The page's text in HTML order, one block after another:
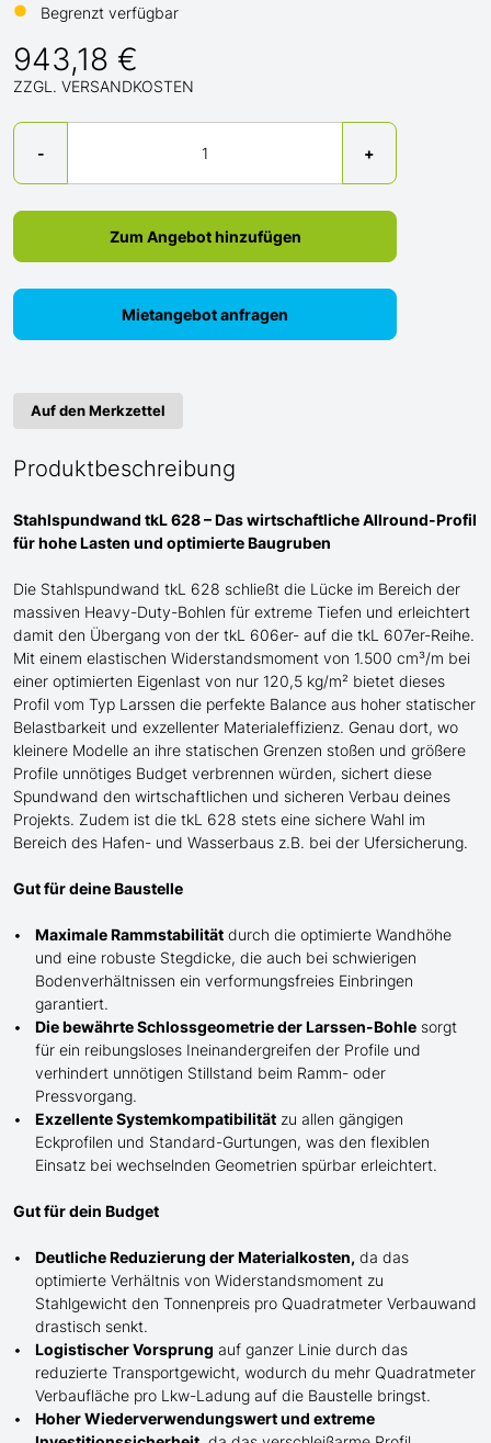
●
Begrenzt verfügbar
943,18 €
ZZGL. VERSANDKOSTEN
-
Menge
+
Zum Angebot hinzufügen
Mietangebot anfragen
Auf den Merkzettel
Produktbeschreibung
Stahlspundwand tkL 628 – Das wirtschaftliche Allround-Profil
fürhoheLasten und optimierte Baugruben
Die Stahlspundwand tkL 628 schließt die Lücke im Bereich der
massiven Heavy-Duty-Bohlen für extreme Tiefen und erleichtert
damit den Übergang von der tkL 606er- auf die tkL 607er-Reihe.
Mit einem elastischen Widerstandsmoment von 1.500 cm³/m bei
einer optimierten Eigenlast von nur 120,5 kg/m² bietet dieses
Profil vom Typ Larssen die perfekte Balance aus hoher statischer
Belastbarkeit und exzellenter Materialeffizienz. Genau dort, wo
kleinere Modelle an ihre statischen Grenzen stoßen und größere
Profile unnötiges Budget verbrennen würden, sichert diese
Spundwand den wirtschaftlichen und sicheren Verbau deines
Projekts. Zudem ist die tkL 628 stets eine sichere Wahl im
Bereich des Hafen- und Wasserbaus z.B. bei der Ufersicherung.
Gut für deine Baustelle
Maximale Rammstabilität durch die optimierte Wandhöhe
und eine robuste Stegdicke, die auch bei schwierigen
Bodenverhältnissen ein verformungsfreies Einbringen
garantiert.
Die bewährte Schlossgeometrie der Larssen-Bohle sorgt
für ein reibungsloses Ineinandergreifen der Profile und
verhindert unnötigen Stillstand beim Ramm- oder
Pressvorgang.
Exzellente Systemkompatibilität zu allen gängigen
Eckprofilen und Standard-Gurtungen, was den flexiblen
Einsatz bei wechselnden Geometrien spürbar erleichtert.
Gut für dein Budget
Deutliche Reduzierung der Materialkosten, da das
optimierte Verhältnis von Widerstandsmoment zu
Stahlgewicht den Tonnenpreis pro Quadratmeter Verbauwand
drastisch senkt.
Logistischer Vorsprung auf ganzer Linie durch das
reduzierte Transportgewicht, wodurch du mehr Quadratmeter
Verbaufläche pro Lkw-Ladung auf die Baustelle bringst.
Hoher Wiederverwendungswert und extreme